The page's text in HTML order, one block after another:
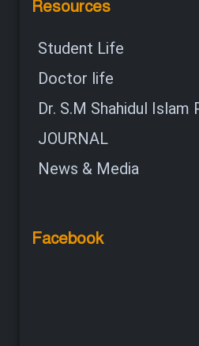
Resources
Student Life
Doctor life
Dr. S.M Shahidul Islam
JOURNAL
News & Media
Facebook